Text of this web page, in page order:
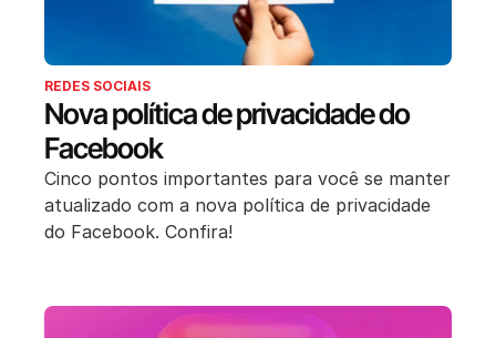
REDES SOCIAIS
Nova política de privacidade do
Facebook
Cinco pontos importantes para você se manter
atualizado com a nova política de privacidade
do Facebook. Confira!